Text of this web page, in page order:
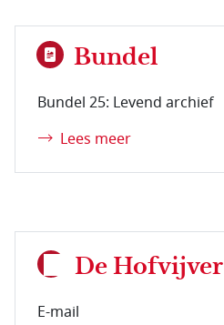
Bundel
Bundel 25: Levend archief
Lees meer
De Hofvijver
E-mail